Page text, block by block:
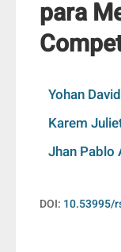
para
Yohan
Karem
Jhan Pablo
DOI: 10.53995/